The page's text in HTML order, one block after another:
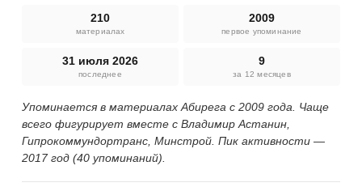
210
материалах
2009
первое упоминание
31 июля 2026
последнее
9
за 12 месяцев
Упоминается в материалах Абирега с 2009 года. Чаще
всего фигурирует вместе с Владимир Астанин,
Гипрокоммундортранс, Минстрой. Пик активности —
2017 год (40 упоминаний).